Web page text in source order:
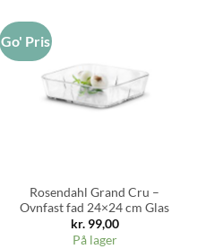
Go' Pris
Rosendahl Grand Cru –
Ovnfast fad 24×24 cm Glas
kr.99,00
På lager